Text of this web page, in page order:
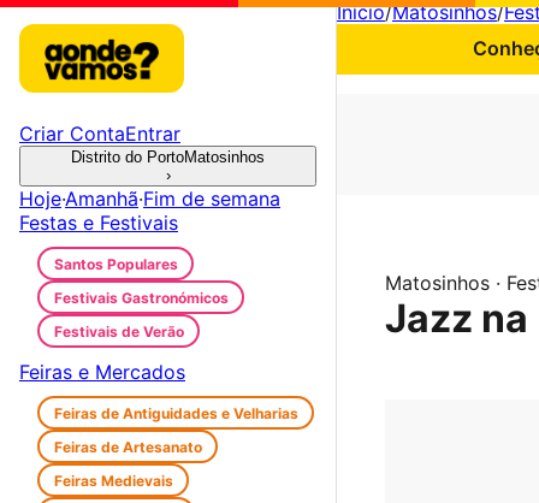
Início/Matosinhos/
Matosinhos ·
Jazz
Criar ContaEntrar
Distrito do PortoMatosinhos
›
Hoje·Amanhã·Fim de semana
Festas e Festivais
Santos Populares
Festivais Gastronómicos
Festivais de Verão
Feiras e Mercados
Feiras de Antiguidades e Velharias
Feiras de Artesanato
Feiras Medievais